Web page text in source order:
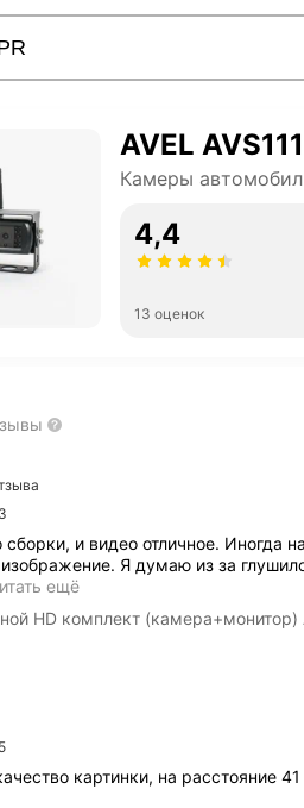
AVEL
Камеры
4,4
13 оценок
и видео отличное. Иногда
изображение. Я думаю из за
ещё
HD комплект (камера+монитор)
картинки, на расстояние